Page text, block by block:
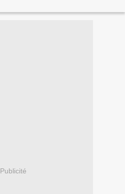
Publicité